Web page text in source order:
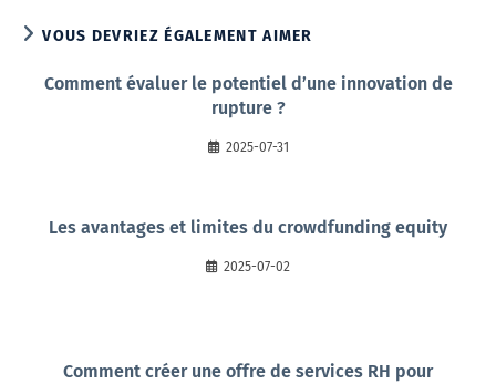
VOUS DEVRIEZ ÉGALEMENT AIMER
Comment évaluer le potentiel d’une innovation de
rupture ?
2025-07-31
Les avantages et limites du crowdfunding equity
2025-07-02
Comment créer une offre de services RH pour